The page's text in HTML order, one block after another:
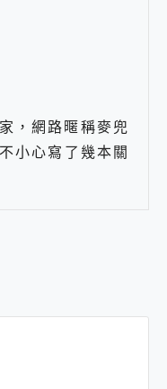
，網路暱稱麥兜
小心寫了幾本關